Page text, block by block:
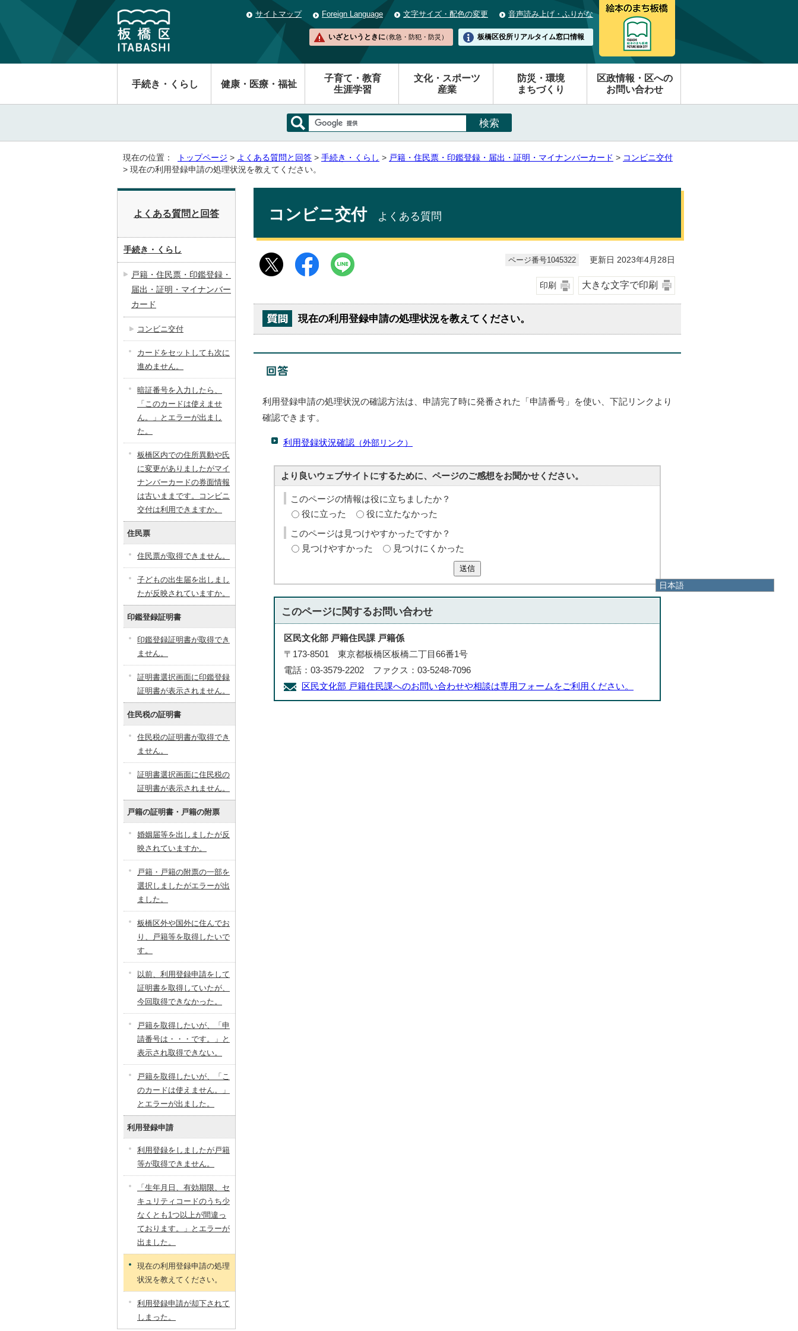
サイトマップ Foreign Language 文字サイズ・配色の変更 音声読み上げ・ふりがな
いざというときに（救急・防犯・防災） 板橋区役所リアルタイム窓口情報
日本語
日本語
한국어
手続き・くらし 健康・医療・福祉
子育て・教育
生涯学習
文化・スポーツ
産業
防災・環境
まちづくり
区政情報・区への
お問い合わせ
現在の位置： トップページ > よくある質問と回答 > 手続き・くらし > 戸籍・住民票・印鑑登録・届出・証明・マイナンバーカード > コンビニ交付
> 現在の利用登録申請の処理状況を教えてください。
コンビニ交付 よくある質問
ページ番号1045322 更新日 2023年4月28日
印刷 大きな文字で印刷
現在の利用登録申請の処理状況を教えてください。
利用登録申請の処理状況の確認方法は、申請完了時に発番された「申請番号」を使い、下記リンクより
確認できます。
利用登録状況確認 （外部リンク）
より良いウェブサイトにするために、ページのご感想をお聞かせください。
このページの情報は役に立ちましたか？
役に立った
役に立たなかった
このページは見つけやすかったですか？
見つけやすかった
見つけにくかった
送信
このページに関するお問い合わせ
区民文化部 戸籍住民課 戸籍係
〒173-8501 東京都板橋区板橋二丁目66番1号
電話：03-3579-2202 ファクス：03-5248-7096
区民文化部 戸籍住民課へのお問い合わせや相談は専用フォームをご利用ください。
よくある質問と回答
手続き・くらし
戸籍・住民票・印鑑登録・
届出・証明・マイナンバー
カード
コンビニ交付
カードをセットしても次に
進めません。
暗証番号を入力したら、
「このカードは使えませ
ん。」とエラーが出まし
た。
板橋区内での住所異動や氏
に変更がありましたがマイ
ナンバーカードの券面情報
は古いままです。コンビニ
交付は利用できますか。
住民票
住民票が取得できません。
子どもの出生届を出しまし
たが反映されていますか。
印鑑登録証明書
印鑑登録証明書が取得でき
ません。
証明書選択画面に印鑑登録
証明書が表示されません。
住民税の証明書
住民税の証明書が取得でき
ません。
証明書選択画面に住民税の
証明書が表示されません。
戸籍の証明書・戸籍の附票
婚姻届等を出しましたが反
映されていますか。
戸籍・戸籍の附票の一部を
選択しましたがエラーが出
ました。
板橋区外や国外に住んでお
り、戸籍等を取得したいで
す。
以前、利用登録申請をして
証明書を取得していたが、
今回取得できなかった。
戸籍を取得したいが、「申
請番号は・・・です。」と
表示され取得できない。
戸籍を取得したいが、「こ
のカードは使えません。」
とエラーが出ました。
利用登録申請
利用登録をしましたが戸籍
等が取得できません。
「生年月日、有効期限、セ
キュリティコードのうち少
なくとも1つ以上が間違っ
ております。」とエラーが
出ました。
現在の利用登録申請の処理
状況を教えてください。
利用登録申請が却下されて
しまった。